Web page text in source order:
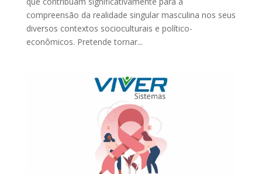
compreensão da realidade singular masculina nos seus
diversos contextos socioculturais e político-
econômicos. Pretende tornar...